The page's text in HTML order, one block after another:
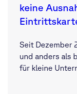
keine
Seit Dezember
und anders als
für kleine